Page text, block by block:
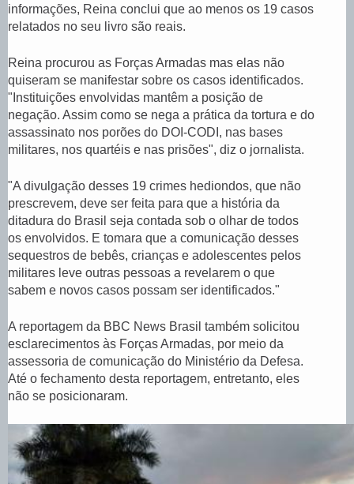
informações, Reina conclui que ao menos os 19 casos
relatados no seu livro são reais.
Reina procurou as Forças Armadas mas elas não
quiseram se manifestar sobre os casos identificados.
"Instituições envolvidas mantêm a posição de
negação. Assim como se nega a prática da tortura e do
assassinato nos porões do DOI-CODI, nas bases
militares, nos quartéis e nas prisões", diz o jornalista.
"A divulgação desses 19 crimes hediondos, que não
prescrevem, deve ser feita para que a história da
ditadura do Brasil seja contada sob o olhar de todos
os envolvidos. E tomara que a comunicação desses
sequestros de bebês, crianças e adolescentes pelos
militares leve outras pessoas a revelarem o que
sabem e novos casos possam ser identificados."
A reportagem da BBC News Brasil também solicitou
esclarecimentos às Forças Armadas, por meio da
assessoria de comunicação do Ministério da Defesa.
Até o fechamento desta reportagem, entretanto, eles
não se posicionaram.